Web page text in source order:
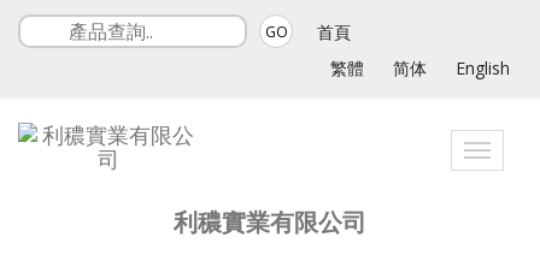
GO
首頁
繁體
简体 English
Toggle
利穠實業有限公司